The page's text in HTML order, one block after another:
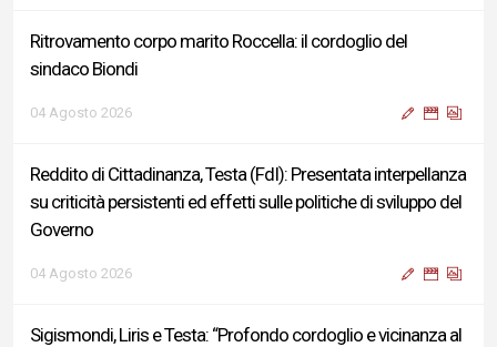
Ritrovamento corpo marito Roccella: il cordoglio del
sindaco Biondi
04 Agosto 2026
Reddito di Cittadinanza, Testa (FdI): Presentata interpellanza
su criticità persistenti ed effetti sulle politiche di sviluppo del
Governo
04 Agosto 2026
Sigismondi, Liris e Testa: “Profondo cordoglio e vicinanza al